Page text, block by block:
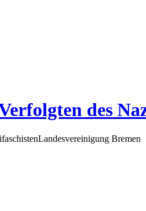
des
Landesvereinigung Bremen